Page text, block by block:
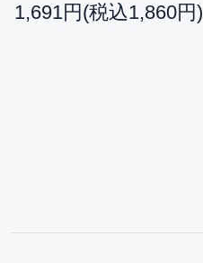
1,691円(税込1,860円)